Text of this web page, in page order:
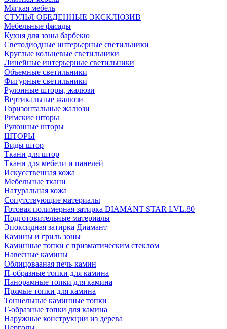
Мягкая мебель
СТУЛЬЯ ОБЕДЕННЫЕ ЭКСКЛЮЗИВ
Мебельные фасады
Кухня для зоны барбекю
Светодиодные интерьерные светильники
Круглые кольцевые светильники
Линейные интерьерные светильники
Объемные светильники
Фигурные светильники
Рулонные шторы, жалюзи
Вертикальные жалюзи
Горизонтальные жалюзи
Римские шторы
Рулонные шторы
ШТОРЫ
Виды штор
Ткани для штор
Ткани для мебели и панелей
Искусственная кожа
Мебельные ткани
Натуральная кожа
Сопутствующие материалы
Готовая полимерная затирка DIAMANT STAR LVL.80
Подготовительные материалы
Эпоксидная затирка Диамант
Камины и гриль зоны
Каминные топки с призматическим стеклом
Навесные камины
Облицовааная печь-камин
П-образные топки для камина
Панорамные топки для камина
Прямые топки для камина
Тоннельные каминные топки
Г-образные топки для камина
Наружные конструкции из дерева